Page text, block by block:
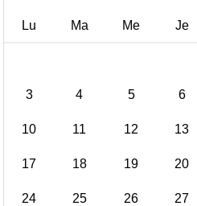
Lu Ma Me Je
3 4 5 6
10 11 12 13
17 18 19 20
24 25 26 27